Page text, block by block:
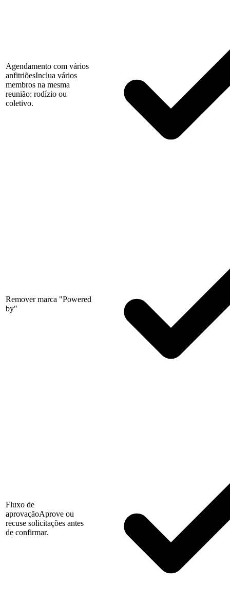
Agendamento com vários
anfitriõesInclua vários
membros na mesma
reunião: rodízio ou
coletivo.
Remover marca "Powered
by"
Fluxo de
aprovaçãoAprove ou
recuse solicitações antes
de confirmar.